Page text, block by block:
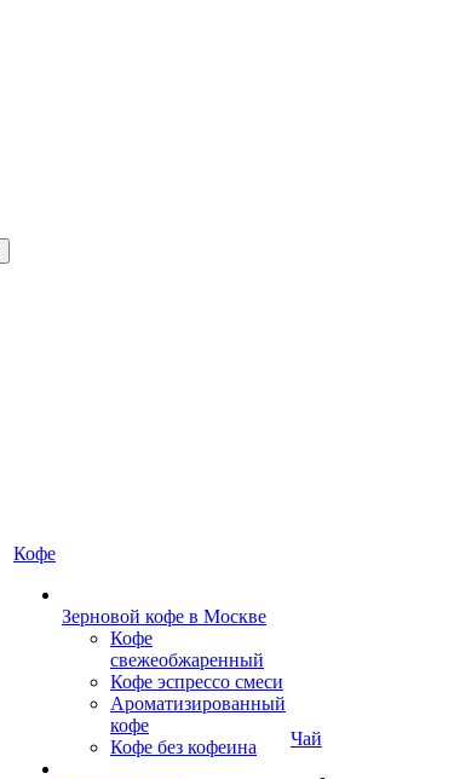
Кофе
Зерновой кофе в Москве
Кофе
свежеобжаренный
Кофе эспрессо смеси
Ароматизированный
кофе
Кофе без кофеина
Чай